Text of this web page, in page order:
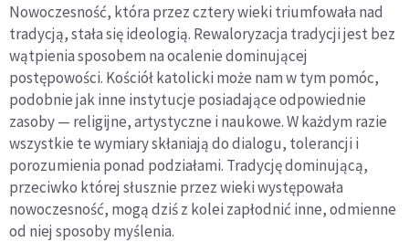
Nowoczesność, która przez cztery wieki triumfowała nad
tradycją, stała się ideologią. Rewaloryzacja tradycji jest bez
wątpienia sposobem na ocalenie dominującej
postępowości. Kościół katolicki może nam w tym pomóc,
podobnie jak inne instytucje posiadające odpowiednie
zasoby — religijne, artystyczne i naukowe. W każdym razie
wszystkie te wymiary skłaniają do dialogu, tolerancji i
porozumienia ponad podziałami. Tradycję dominującą,
przeciwko której słusznie przez wieki występowała
nowoczesność, mogą dziś z kolei zapłodnić inne, odmienne
od niej sposoby myślenia.